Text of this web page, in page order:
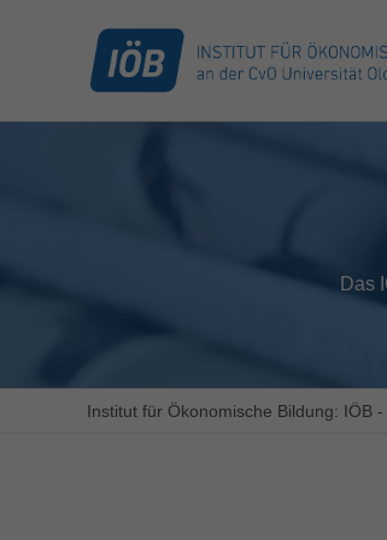
Das
Institut für Ökonomische Bildung: IÖB -